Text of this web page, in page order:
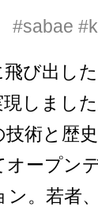
#sabae
飛び出した
しまし
技術と歴
オープン
ン。若者